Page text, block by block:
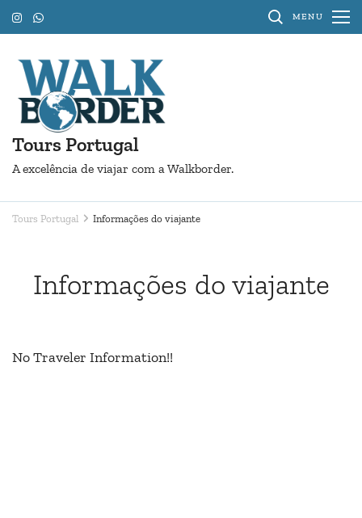
Pular
para
conteúdo
(Pressione
MENU
Tours Portugal
A excelência de viajar com a Walkborder.
Tours Portugal Informações do viajante
Informações do viajante
No Traveler Information!!